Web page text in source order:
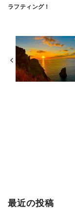
ラフティング！
最近の投稿